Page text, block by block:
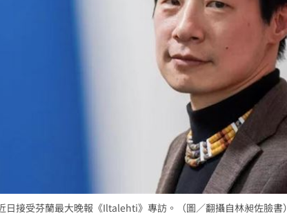
節推新刮刮樂千萬頭獎超「爸」氣 12:00
來臨 台中「頂奢大道」逐漸成形 12:00
多重宇宙」職涯論壇9/12登場！ 10:30
日接受芬蘭最大晚報《Iltalehti》專訪。（圖／翻攝自林昶佐臉書）